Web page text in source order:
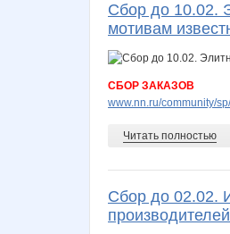
Сбор до 10.02.
мотивам
СБОР ЗАКАЗОВ
www.nn.ru/community/
Читать полностью
Сбор до 02.02.